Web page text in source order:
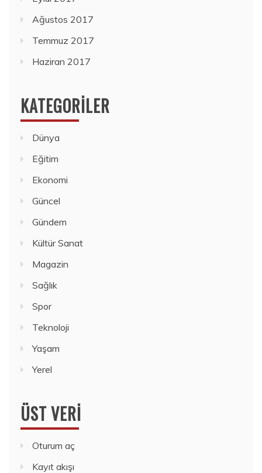
Ağustos 2017
Temmuz 2017
Haziran 2017
KATEGORILER
Dünya
Eğitim
Ekonomi
Güncel
Gündem
Kültür Sanat
Magazin
Sağlık
Spor
Teknoloji
Yaşam
Yerel
ÜST VERI
Oturum aç
Kayıt akışı